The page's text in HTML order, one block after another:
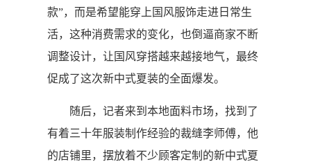
款”，而是希望能穿上国风服饰走进日常生
活，这种消费需求的变化，也倒逼商家不断
调整设计，让国风穿搭越来越接地气，最终
促成了这次新中式夏装的全面爆发。
随后，记者来到本地面料市场，找到了
有着三十年服装制作经验的裁缝李师傅，他
的店铺里，摆放着不少顾客定制的新中式夏